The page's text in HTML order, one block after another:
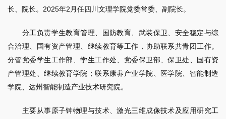
长、院长。2025年2月任四川文理学院党委常委、副院长。
分工负责学生教育管理、国防教育、武装保卫、安全稳定与综
合治理、国有资产管理、继续教育等工作，协助联系共青团工作。
分管党委学生工作部、学生工作处、党委保卫部、保卫处、国有资
产管理处、继续教育学院；联系康养产业学院、医学院、智能制造
学院、达州智能制造产业技术研究院。
主要从事原子钟物理与技术、激光三维成像技术及应用研究工